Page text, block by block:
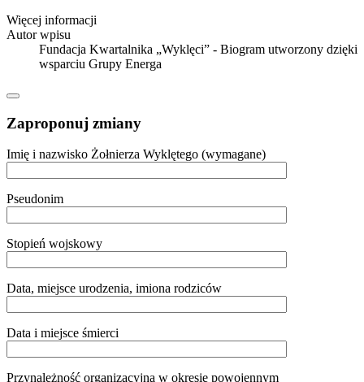
Więcej informacji
Autor wpisu
Fundacja Kwartalnika „Wyklęci” - Biogram utworzony dzięki
wsparciu Grupy Energa
Zaproponuj zmiany
Imię i nazwisko Żołnierza Wyklętego (wymagane)
Pseudonim
Stopień wojskowy
Data, miejsce urodzenia, imiona rodziców
Data i miejsce śmierci
Przynależność organizacyjna w okresie powojennym